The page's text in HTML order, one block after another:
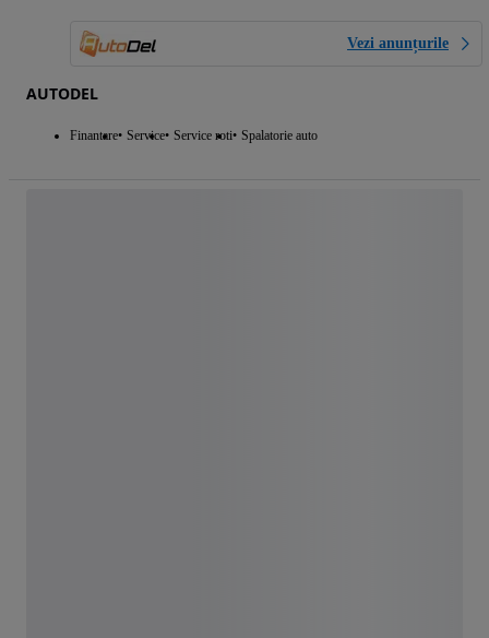
Vezi anunțurile
AUTODEL
Finantare Service Service roti Spalatorie auto